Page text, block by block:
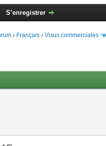
S’enregistrer
› Français › Visus commerciales